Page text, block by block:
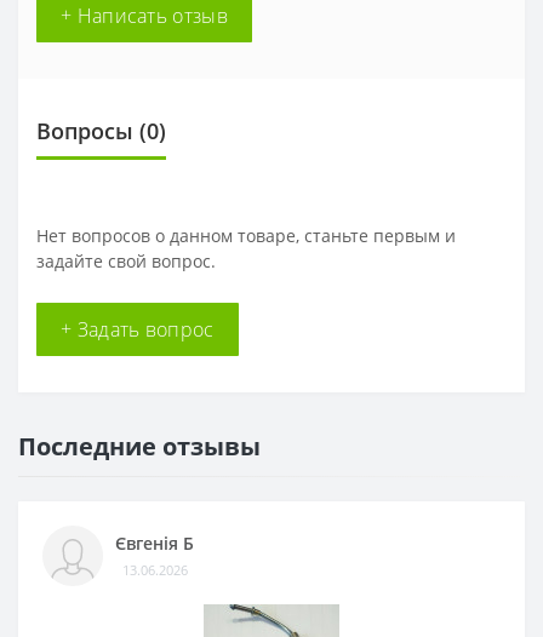
+ Написать отзыв
Вопросы (0)
Нет вопросов о данном товаре, станьте первым и
задайте свой вопрос.
+ Задать вопрос
Последние отзывы
Євгенія Б
13.06.2026